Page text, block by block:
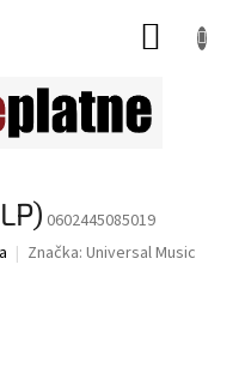
0602445085019
Značka: Universal Music